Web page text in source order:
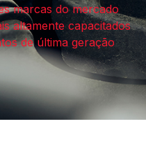
marcas do mercado
altamente capacitados
de última geração